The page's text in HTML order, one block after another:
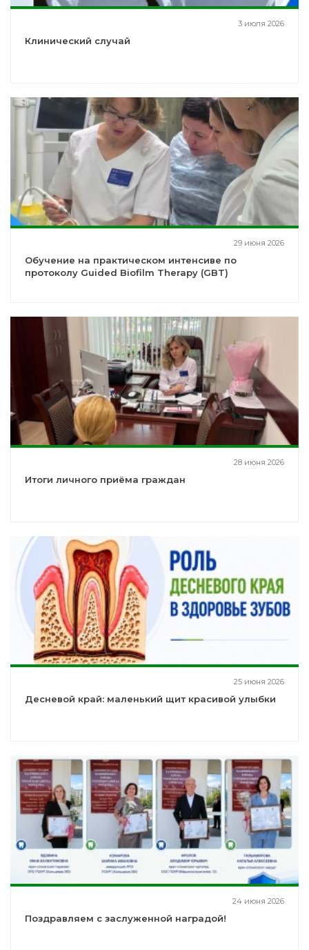
3 июля 2026
Клинический случай
29 июня 2026
Обучение на практическом интенсиве по
протоколу Guided Biofilm Therapy (GBT)
28 июня 2026
Итоги личного приёма граждан
25 июня 2026
Десневой край: маленький щит красивой улыбки
24 июня 2026
Поздравляем с заслуженной наградой!